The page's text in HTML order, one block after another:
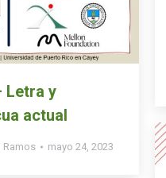
Letra y
actual
Ramos mayo 24, 2023